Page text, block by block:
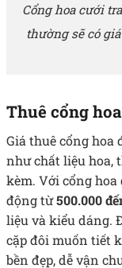
Cổng hoa cưới
thường sẽ có
Thuê cổng
Giá thuê cổng hoa
như chất liệu hoa,
kèm. Với cổng
động từ500.000
liệu và kiểu dáng.
cặp đôi muốn tiết
bền đẹp, dễ vận